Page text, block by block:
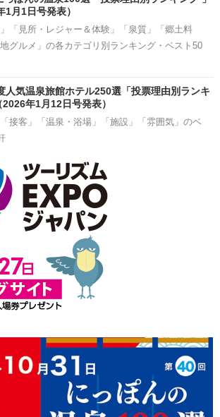
1月1日号発表）
」「見所・レジャー＆体験」「泉質」「郷土料
グルメ」の各カテゴリ別ランキング・ベスト50
人気温泉旅館ホテル250選「投票理由別ランキ
年1月12日号発表）
「接客」「温泉・浴場」「施設」「雰囲気」のベ